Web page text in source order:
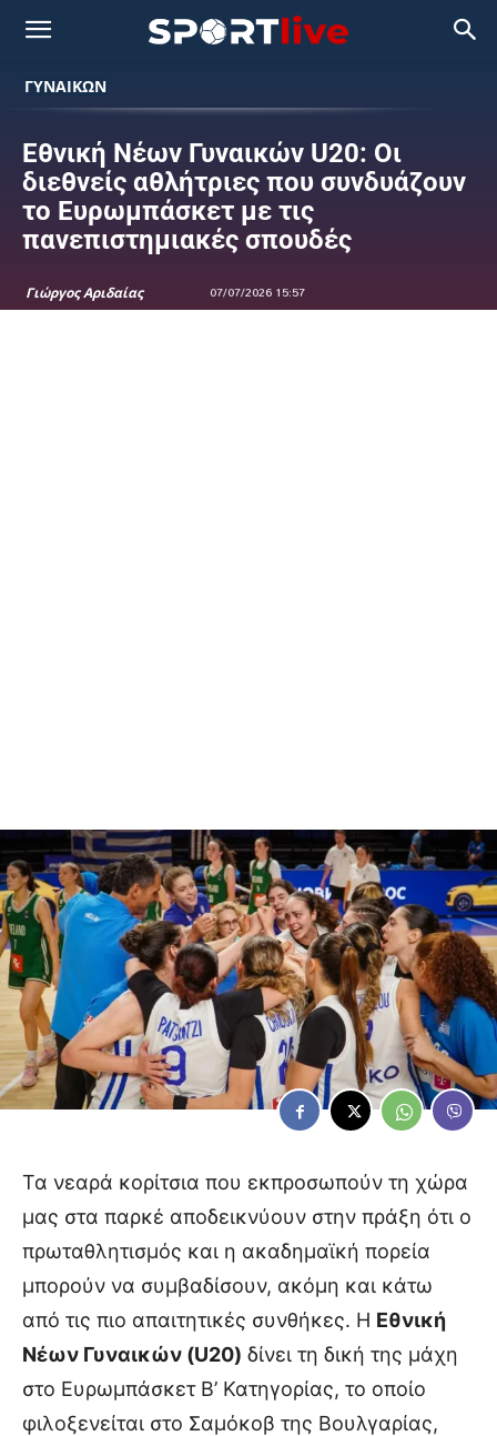
ΓΥΝΑΙΚΩΝ
Εθνική Νέων Γυναικών U20: Οι
διεθνείς αθλήτριες που συνδυάζουν
το Ευρωμπάσκετ με τις
πανεπιστημιακές σπουδές
Γιώργος Αριδαίας 07/07/2026 15:57
Τα νεαρά κορίτσια που εκπροσωπούν τη χώρα
μας στα παρκέ αποδεικνύουν στην πράξη ότι ο
πρωταθλητισμός και η ακαδημαϊκή πορεία
μπορούν να συμβαδίσουν, ακόμη και κάτω
από τις πιο απαιτητικές συνθήκες. Η Εθνική
Νέων Γυναικών (U20) δίνει τη δική της μάχη
στο Ευρωμπάσκετ Β’ Κατηγορίας, το οποίο
φιλοξενείται στο Σαμόκοβ της Βουλγαρίας,